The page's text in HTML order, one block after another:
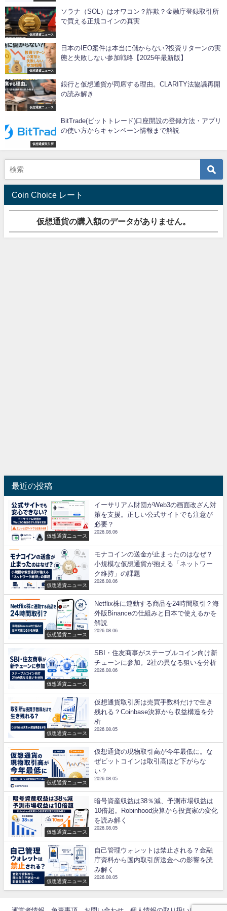
仮想通貨ニュース
ソラナ（SOL）はオワコン？詐欺？金融庁登録取引所
で買える正規コインの真実
仮想通貨ニュース
日本のIEO案件は本当に儲からない?投資リターンの実
態と失敗しない参加戦略【2025年最新版】
仮想通貨ニュース
銀行と仮想通貨が同席する理由。CLARITY法協議再開
の読み解き
仮想通貨取引所
BitTrade(ビットトレード)口座開設の登録方法・アプリ
の使い方からキャンペーン情報まで解説
Coin Choice レート
仮想通貨の購入額のデータがありません。
最近の投稿
仮想通貨ニュース
イーサリアム財団がWeb3の画面改ざん対
策を支援。正しい公式サイトでも注意が
必要？
2026.08.06
仮想通貨ニュース
モナコインの送金が止まったのはなぜ？
小規模な仮想通貨が抱える「ネットワー
ク維持」の課題
2026.08.06
仮想通貨ニュース
Netflix株に連動する商品を24時間取引？海
外版Binanceの仕組みと日本で使えるかを
解説
2026.08.06
仮想通貨ニュース
SBI・住友商事がステーブルコイン向け新
チェーンに参加。2社の異なる狙いを分析
2026.08.06
仮想通貨ニュース
仮想通貨取引所は売買手数料だけで生き
残れる？Coinbase決算から収益構造を分
析
2026.08.05
仮想通貨ニュース
仮想通貨の現物取引高が今年最低に。な
ぜビットコインは取引高ほど下がらな
い？
2026.08.05
仮想通貨ニュース
暗号資産収益は38％減、予測市場収益は
10倍超。Robinhood決算から投資家の変化
を読み解く
2026.08.05
仮想通貨ニュース
自己管理ウォレットは禁止される？金融
庁資料から国内取引所送金への影響を読
み解く
2026.08.05